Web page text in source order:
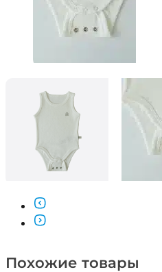
Похожие товары